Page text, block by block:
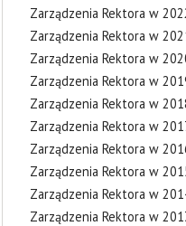
Zarządzenia Rektora w
Zarządzenia Rektora w
Zarządzenia Rektora w
Zarządzenia Rektora w
Zarządzenia Rektora w
Zarządzenia Rektora w
Zarządzenia Rektora w
Zarządzenia Rektora w
Zarządzenia Rektora w
Zarządzenia Rektora w